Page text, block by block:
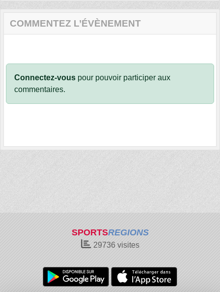
COMMENTEZ L’ÉVÈNEMENT
Connectez-vous pour pouvoir participer aux
commentaires.
SPORTSREGIONS
29736visites